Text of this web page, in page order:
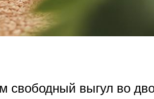
выгул во